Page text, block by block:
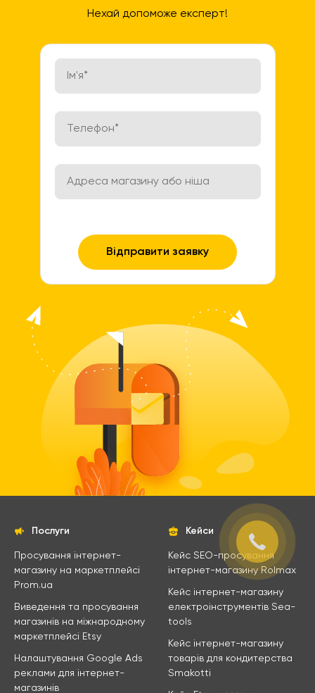
Нехай допоможе експерт!
Послуги
Просування інтернет-
магазину на маркетплейсі
Prom.ua
Виведення та просування
магазинів на міжнародному
маркетплейсі Etsy
Налаштування Google Ads
реклами для інтернет-
магазинів
Кейси
Кейс SEO-просування
інтернет-магазину Rolmax
Кейс інтернет-магазину
електроінструментів Sea-
tools
Кейс інтернет-магазину
товарів для кондитерства
Smakotti